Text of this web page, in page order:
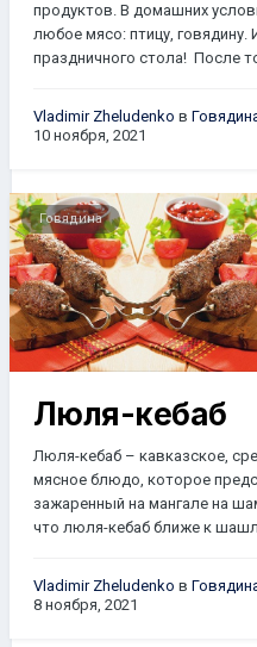
продуктов. В домашних
любое мясо: птицу, говядину.
праздничного стола! После
Vladimir Zheludenko в
10 ноября, 2021
Говядина
Люля-кeбаб
Люля-кебаб – кавказское,
мясное блюдо, которое
зажаренный на мангале на
что люля-кебаб ближе к
Vladimir Zheludenko в
8 ноября, 2021